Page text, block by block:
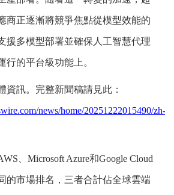
商正逐漸將競爭焦點從模型效能的
援多模型部署並確保人工智慧代理
行的平台級功能上。
資訊。完整新聞稿請見此：
news/home/20251222015490/zh-
、Microsoft Azure和Google Cloud
的市場排名，三者合計佔全球雲端